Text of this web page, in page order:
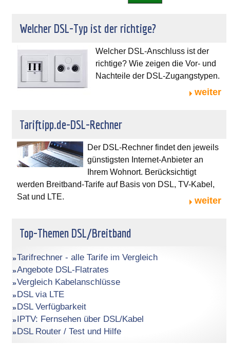
Welcher DSL-Typ ist der richtige?
Welcher DSL-Anschluss ist der
richtige? Wie zeigen die Vor- und
Nachteile der DSL-Zugangstypen.
weiter
Tariftipp.de-DSL-Rechner
Der DSL-Rechner findet den jeweils
günstigsten Internet-Anbieter an
Ihrem Wohnort. Berücksichtigt
werden Breitband-Tarife auf Basis von DSL, TV-Kabel,
Sat und LTE.
weiter
Top-Themen DSL/Breitband
Tarifrechner - alle Tarife im Vergleich
Angebote DSL-Flatrates
Vergleich Kabelanschlüsse
DSL via LTE
DSL Verfügbarkeit
IPTV: Fernsehen über DSL/Kabel
DSL Router / Test und Hilfe